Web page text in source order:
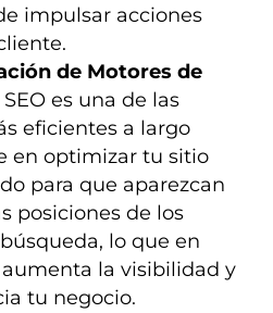
impulsar acciones
de Motores de
SEO es una de las
eficientes a largo
en optimizar tu sitio
para que aparezcan
posiciones de los
lo que en
la visibilidad y
tu negocio.